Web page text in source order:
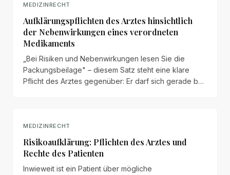
MEDIZINRECHT
Aufklärungspflichten des Arztes hinsichtlich
der Nebenwirkungen eines verordneten
Medikaments
„Bei Risiken und Nebenwirkungen lesen Sie die
Packungsbeilage" – diesem Satz steht eine klare
Pflicht des Arztes gegenüber: Er darf sich gerade bei
MEDIZINRECHT
Risikoaufklärung: Pflichten des Arztes und
Rechte des Patienten
Inwieweit ist ein Patient über mögliche